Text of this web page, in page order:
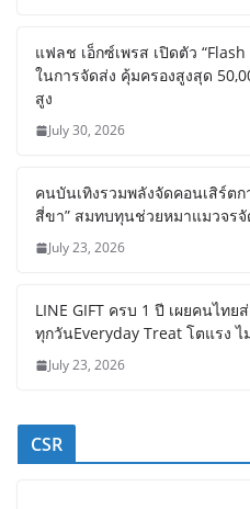
แฟลช เอ็กซ์เพรส เปิดตัว
ในการจัดส่ง คุ้มครองสูงสุด
สูง
July 30, 2026
คนบันเทิงรวมพลังจัดคอนเสิร์ตก
สี่ขา” สมทบทุนช่วยหมาแมวจรจั
July 23, 2026
LINE GIFT ครบ 1 ปี เผยคนไท
ทุกวันEveryday Treat โตแรง ไ
July 23, 2026
CSR